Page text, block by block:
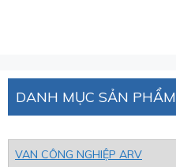
DANH MỤC SẢN PHẨM
VAN CÔNG NGHIỆP ARV